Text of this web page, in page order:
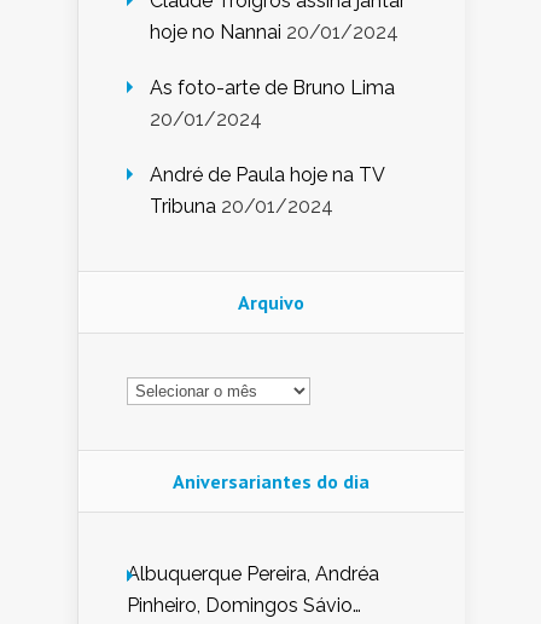
hoje no Nannai 20/01/2024
As foto-arte de Bruno Lima
20/01/2024
André de Paula hoje na TV
Tribuna 20/01/2024
Arquivo
Arquivo
Aniversariantes do dia
Albuquerque Pereira, Andréa
Pinheiro, Domingos Sávio